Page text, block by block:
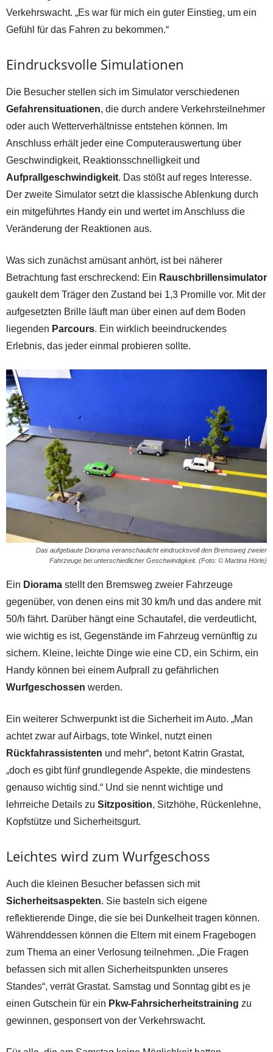
Verkehrswacht. „Es war für mich ein guter Einstieg, um ein
Gefühl für das Fahren zu bekommen.“
Eindrucksvolle Simulationen
Die Besucher stellen sich im Simulator verschiedenen
Gefahrensituationen, die durch andere Verkehrsteilnehmer
oder auch Wetterverhältnisse entstehen können. Im
Anschluss erhält jeder eine Computerauswertung über
Geschwindigkeit, Reaktionsschnelligkeit und
Aufprallgeschwindigkeit. Das stößt auf reges Interesse.
Der zweite Simulator setzt die klassische Ablenkung durch
ein mitgeführtes Handy ein und wertet im Anschluss die
Veränderung der Reaktionen aus.
Was sich zunächst amüsant anhört, ist bei näherer
Betrachtung fast erschreckend: Ein Rauschbrillensimulator
gaukelt dem Träger den Zustand bei 1,3 Promille vor. Mit der
aufgesetzten Brille läuft man über einen auf dem Boden
liegenden Parcours. Ein wirklich beeindruckendes
Erlebnis, das jeder einmal probieren sollte.
Das aufgebaute Diorama veranschaulicht eindrucksvoll den Bremsweg zweier
Fahrzeuge bei unterschiedlicher Geschwindigkeit. (Foto: © Martina Hörle)
Ein Diorama stellt den Bremsweg zweier Fahrzeuge
gegenüber, von denen eins mit 30 km/h und das andere mit
50/h fährt. Darüber hängt eine Schautafel, die verdeutlicht,
wie wichtig es ist, Gegenstände im Fahrzeug vernünftig zu
sichern. Kleine, leichte Dinge wie eine CD, ein Schirm, ein
Handy können bei einem Aufprall zu gefährlichen
Wurfgeschossen werden.
Ein weiterer Schwerpunkt ist die Sicherheit im Auto. „Man
achtet zwar auf Airbags, tote Winkel, nutzt einen
Rückfahrassistenten und mehr“, betont Katrin Grastat,
„doch es gibt fünf grundlegende Aspekte, die mindestens
genauso wichtig sind.“ Und sie nennt wichtige und
lehrreiche Details zu Sitzposition, Sitzhöhe, Rückenlehne,
Kopfstütze und Sicherheitsgurt.
Leichtes wird zum Wurfgeschoss
Auch die kleinen Besucher befassen sich mit
Sicherheitsaspekten. Sie basteln sich eigene
reflektierende Dinge, die sie bei Dunkelheit tragen können.
Währenddessen können die Eltern mit einem Fragebogen
zum Thema an einer Verlosung teilnehmen. „Die Fragen
befassen sich mit allen Sicherheitspunkten unseres
Standes“, verrät Grastat. Samstag und Sonntag gibt es je
einen Gutschein für ein Pkw-Fahrsicherheitstraining zu
gewinnen, gesponsert von der Verkehrswacht.